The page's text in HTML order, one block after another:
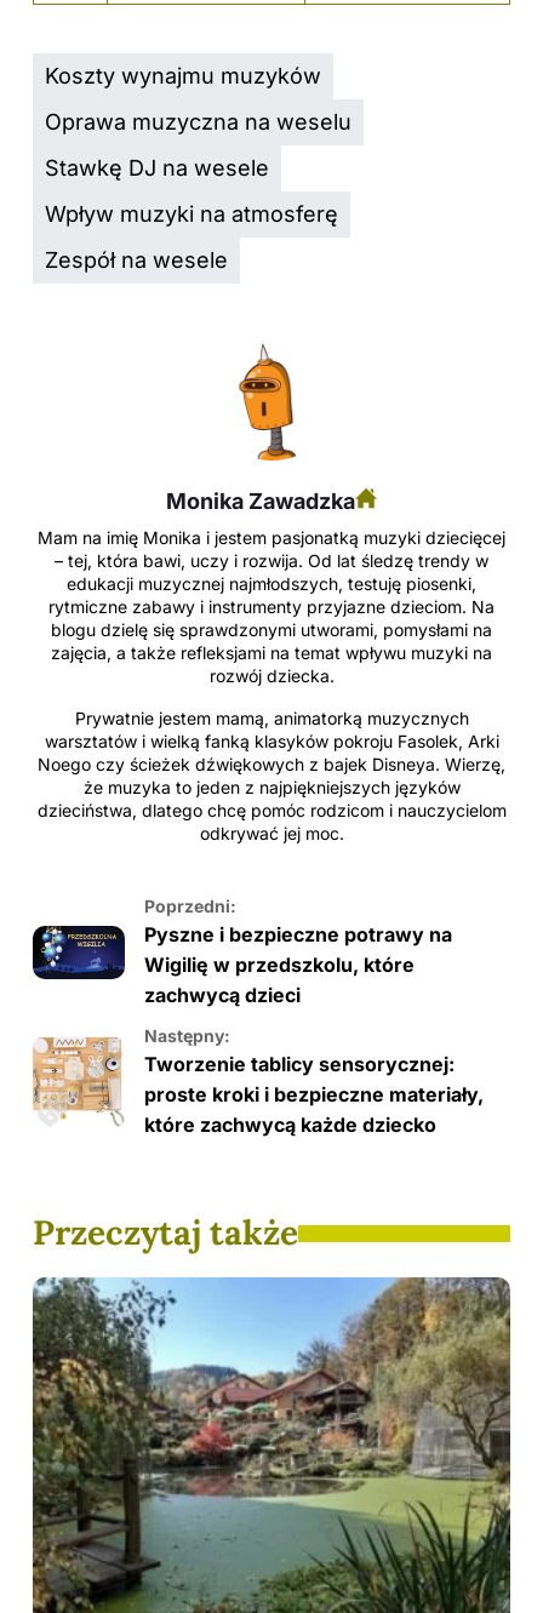
Koszty wynajmu muzyków
Oprawa muzyczna na weselu
Stawkę DJ na wesele
Wpływ muzyki na atmosferę
Zespół na wesele
Monika Zawadzka
Mam na imię Monika i jestem pasjonatką muzyki dziecięcej
– tej, która bawi, uczy i rozwija. Od lat śledzę trendy w
edukacji muzycznej najmłodszych, testuję piosenki,
rytmiczne zabawy i instrumenty przyjazne dzieciom. Na
blogu dzielę się sprawdzonymi utworami, pomysłami na
zajęcia, a także refleksjami na temat wpływu muzyki na
rozwój dziecka.
Prywatnie jestem mamą, animatorką muzycznych
warsztatów i wielką fanką klasyków pokroju Fasolek, Arki
Noego czy ścieżek dźwiękowych z bajek Disneya. Wierzę,
że muzyka to jeden z najpiękniejszych języków
dzieciństwa, dlatego chcę pomóc rodzicom i nauczycielom
odkrywać jej moc.
Poprzedni:
Pyszne i bezpieczne potrawy na
Wigilię w przedszkolu, które
zachwycą dzieci
Następny:
Tworzenie tablicy sensorycznej:
proste kroki i bezpieczne materiały,
które zachwycą każde dziecko
Przeczytaj także